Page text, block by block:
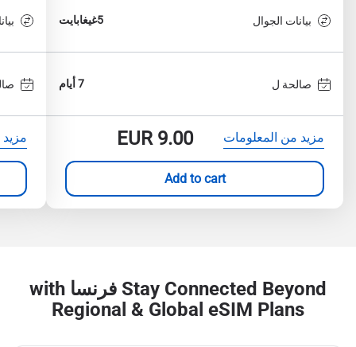
بيانات الجوال 5غيغابايت
صالحة ل 7 أيام
مزيد من المعلومات EUR9.00
Add to cart
Stay Connected Beyond فرنسا with
Regional & Global eSIM Plans